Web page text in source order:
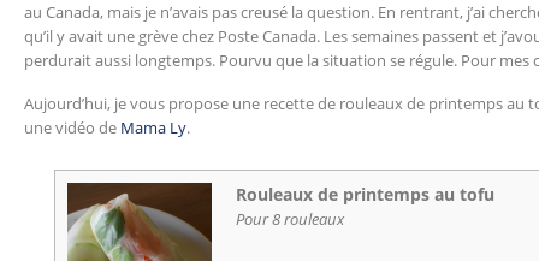
au Canada, mais je n’avais pas creusé la question. En rentrant, j’ai
qu’il y avait une grève chez Poste Canada. Les semaines passent et
perdurait aussi longtemps. Pourvu que la situation se régule. Pour
Aujourd’hui, je vous propose une recette de rouleaux de printemps au
une vidéo de Mama Ly.
Rouleaux de printemps au tofu
Pour 8 rouleaux